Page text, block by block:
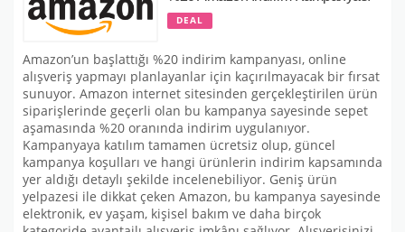
DEAL
Amazon’un başlattığı %20 indirim kampanyası, online
alışveriş yapmayı planlayanlar için kaçırılmayacak bir fırsat
sunuyor. Amazon internet sitesinden gerçekleştirilen ürün
siparişlerinde geçerli olan bu kampanya sayesinde sepet
aşamasında %20 oranında indirim uygulanıyor.
Kampanyaya katılım tamamen ücretsiz olup, güncel
kampanya koşulları ve hangi ürünlerin indirim kapsamında
yer aldığı detaylı şekilde incelenebiliyor. Geniş ürün
yelpazesi ile dikkat çeken Amazon, bu kampanya sayesinde
elektronik, ev yaşam, kişisel bakım ve daha birçok